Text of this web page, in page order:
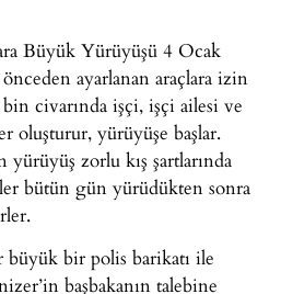
Büyük Yürüyüşü 4 Ocak
ayarlanan araçlara izin
civarında işçi, işçi ailesi ve
oluşturur, yürüyüşe başlar.
zorlu kış şartlarında
bütün gün yürüdükten sonra
bir polis barikatı ile
başbakanın talebine